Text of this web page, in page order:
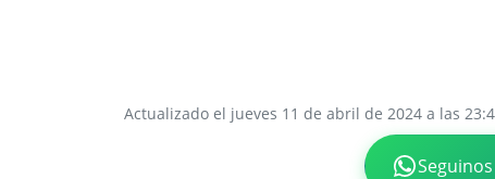
Actualizado el jueves 11 de abril de 2024 a las